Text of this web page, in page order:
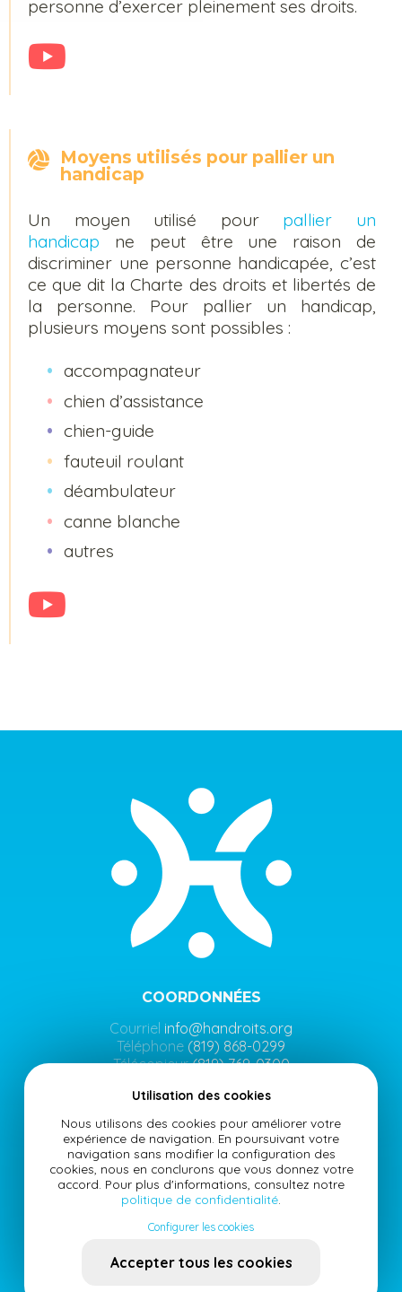
personne d’exercer pleinement ses droits.
Moyens utilisés pour pallier un
handicap
Un moyen utilisé pour pallier un
handicap ne peut être une raison de
discriminer une personne handicapée, c’est
ce que dit la Charte des droits et libertés de
la personne. Pour pallier un handicap,
plusieurs moyens sont possibles :
accompagnateur
chien d’assistance
chien-guide
fauteuil roulant
déambulateur
canne blanche
autres
COORDONNÉES
Courriel info@handroits.org
Téléphone (819) 868-0299
Télécopieur(819) 769-0300
95 Merry Nord local 213-306 Magog, Québec J1X 2E7
HEURES D’OUVERTURE
Lundi au vendredi de 8h00 à 16h00
*sur rendez-vous seulement
Utilisation des cookies
Nous utilisons des cookies pour améliorer votre
expérience de navigation. En poursuivant votre
navigation sans modifier la configuration des
cookies, nous en conclurons que vous donnez votre
accord. Pour plus d'informations, consultez notre
politique de confidentialité
Configurer les cookies
Accepter tous les cookies